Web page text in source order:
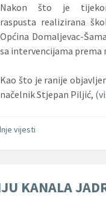
Nakon što je
raspusta realizirana
Općina Domaljevac-
sa intervencijama prema
Kao što je ranije
načelnik Stjepan Piljić,
vijesti
KANALA